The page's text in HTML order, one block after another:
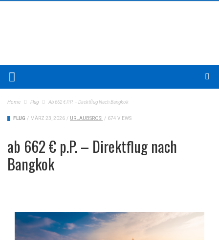
Home Flug Ab 662 € P.P. – Direktflug Nach Bangkok
FLUG / MÄRZ 23, 2026 / URLAUBSROSI / 674 VIEWS
ab 662 € p.P. – Direktflug nach
Bangkok